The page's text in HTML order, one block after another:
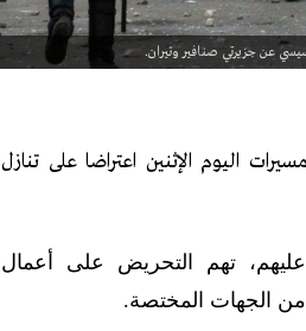
والجيزة، 37 متظاهرا في مسيرات اليوم الإثنين اعتراضا على تنازل
عليهم، تهم التحريض على أعمال
الجهات المختصة.